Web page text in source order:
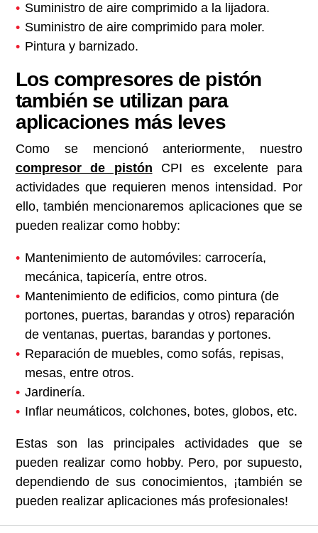
Suministro de aire comprimido a la lijadora.
Suministro de aire comprimido para moler.
Pintura y barnizado.
Los compresores de pistón
también se utilizan para
aplicaciones más leves
Como se mencionó anteriormente, nuestro
compresor de pistón CPI es excelente para
actividades que requieren menos intensidad. Por
ello, también mencionaremos aplicaciones que se
pueden realizar como hobby:
Mantenimiento de automóviles: carrocería,
mecánica, tapicería, entre otros.
Mantenimiento de edificios, como pintura (de
portones, puertas, barandas y otros) reparación
de ventanas, puertas, barandas y portones.
Reparación de muebles, como sofás, repisas,
mesas, entre otros.
Jardinería.
Inflar neumáticos, colchones, botes, globos, etc.
Estas son las principales actividades que se
pueden realizar como hobby. Pero, por supuesto,
dependiendo de sus conocimientos, ¡también se
pueden realizar aplicaciones más profesionales!